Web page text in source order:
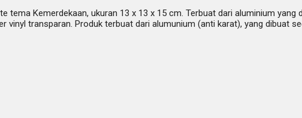
tema Kemerdekaan, ukuran 13 x 13 x 15 cm. Terbuat dari aluminium
vinyl transparan. Produk terbuat dari alumunium (anti karat), yang dibuat